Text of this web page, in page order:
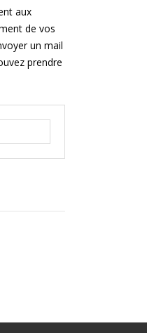
aux
de vos
un mail
prendre